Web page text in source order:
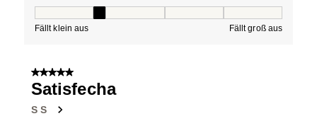
Fällt klein aus Fällt groß aus
5 von 5 Sternen.
Satisfecha
S S